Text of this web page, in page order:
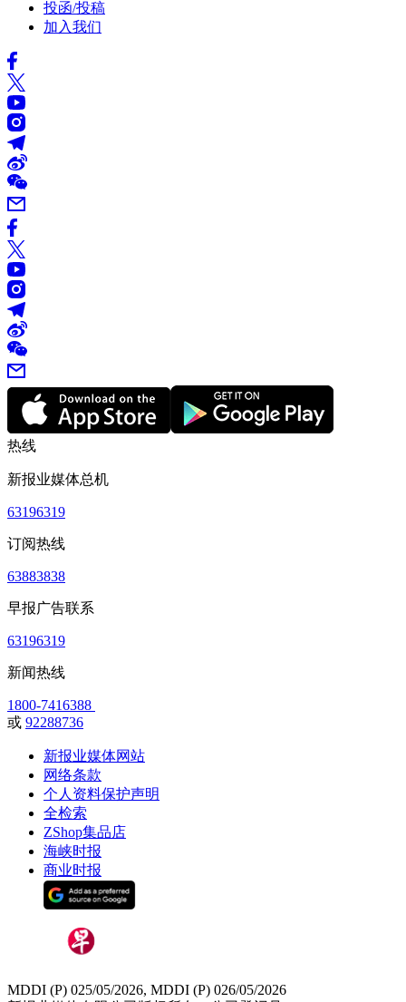
投函/投稿
加入我们
热线
新报业媒体总机
63196319
订阅热线
63883838
早报广告联系
63196319
新闻热线
1800-7416388
或 92288736
新报业媒体网站
网络条款
个人资料保护声明
全检索
ZShop集品店
海峡时报
商业时报
MDDI (P) 025/05/2026, MDDI (P) 026/05/2026